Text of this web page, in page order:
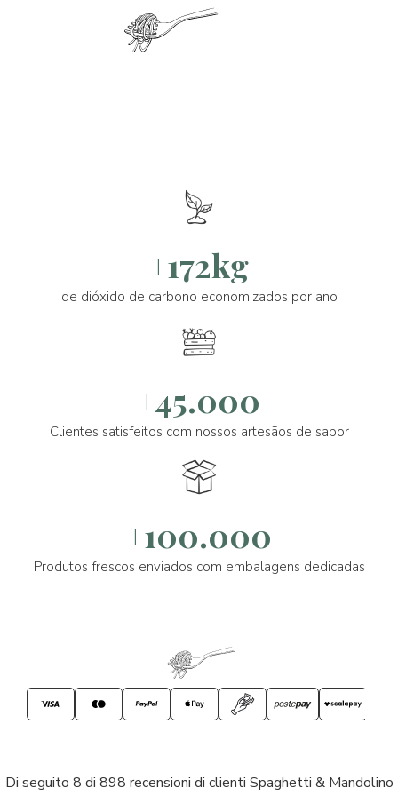
+172kg
de dióxido de carbono economizados por ano
+45.000
Clientes satisfeitos com nossos artesãos de sabor
+100.000
Produtos frescos enviados com embalagens dedicadas
Di seguito 8 di 898 recensioni di clienti Spaghetti & Mandolino